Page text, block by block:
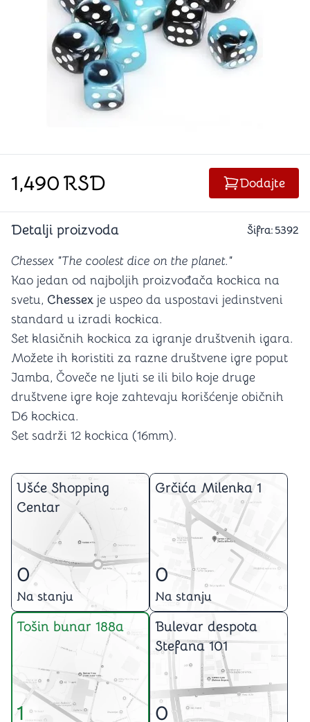
1,490RSD Dodajte
Detalji proizvoda Šifra: 5392
Chessex "The coolest dice on the planet."
Kao jedan od najboljih proizvođača kockica na
svetu, Chessex je uspeo da uspostavi jedinstveni
standard u izradi kockica.
Set klasičnih kockica za igranje društvenih igara.
Možete ih koristiti za razne društvene igre poput
Jamba, Čoveče ne ljuti se ili bilo koje druge
društvene igre koje zahtevaju korišćenje običnih
D6 kockica.
Set sadrži 12 kockica (16mm).
Ušće Shopping
Centar
0
Na stanju
Grčića Milenka 1
0
Na stanju
Tošin bunar 188a
1
Bulevar despota
Stefana 101
0